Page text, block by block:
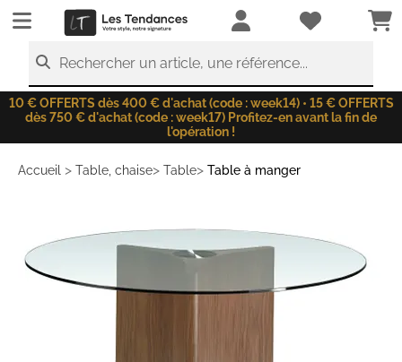
LesTendances.fr
Rechercher un article, une référence...
10 € OFFERTS dès 400 € d'achat (code : week14) • 15 € OFFERTS
dès 750 € d'achat (code : week17) Profitez-en avant la fin de
l'opération !
Accueil > Table, chaise> Table> Table à manger